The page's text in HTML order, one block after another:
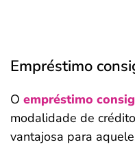
Empréstimo
O empréstimo
modalidade de
vantajosa para